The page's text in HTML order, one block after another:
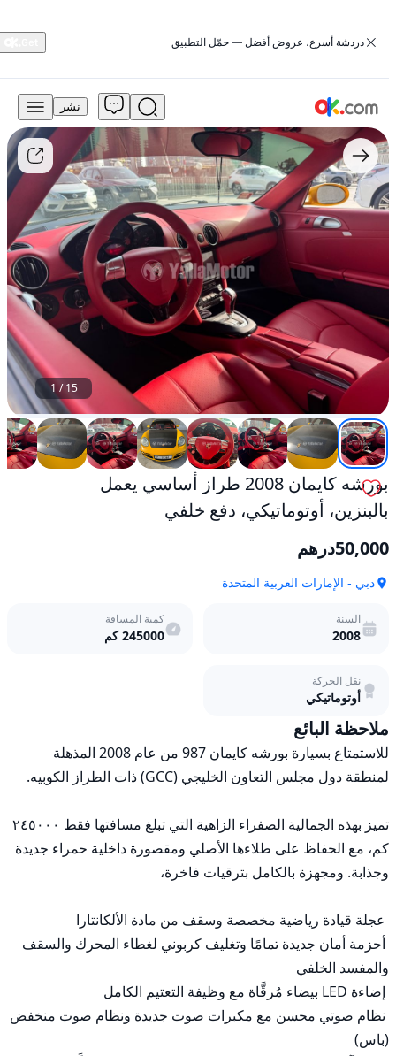
‏دردشة أسرع، عروض أفضل — حمّل التطبيق
50,000
درهم
للبيع
بورشه
كايمان
2008
أساسي
بالبنزين،
أوتوماتيكي،
دفع
خلفي
مستعمل
نشر
1/15
بورشه كايمان 2008 طراز أساسي يعمل
بالبنزين، أوتوماتيكي، دفع خلفي
50,000درهم
دبي - الإمارات العربية المتحدة
السنة
2008
كمية المسافة
245000كم
نقل الحركة
أوتوماتيكي
ملاحظة البائع